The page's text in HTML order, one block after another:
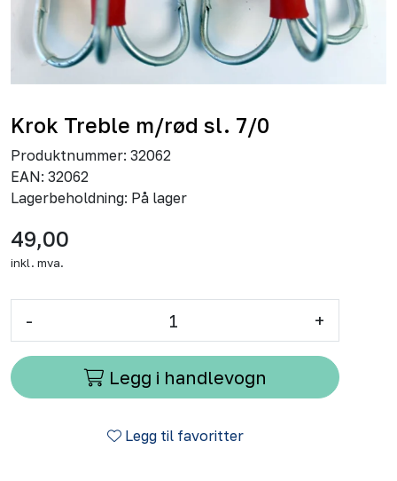
Krok Treble m/rød sl. 7/0
Produktnummer: 32062
EAN: 32062
Lagerbeholdning: På lager
49,00
inkl. mva.
- +
Legg i handlevogn
Legg til favoritter